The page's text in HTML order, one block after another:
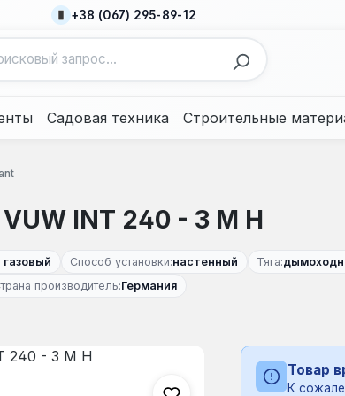
+38 (067) 295-89-12
Садовая техника Строительные
INT 240 - 3 M H
газовый Способ установки:настенный Тяга:
производитель:Германия
Товар
К